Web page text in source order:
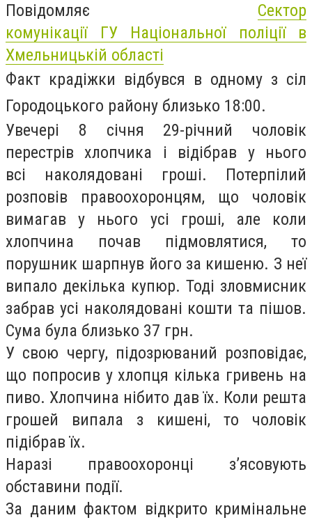
Повідомляє Сектор
комунікації ГУ Національної поліції в
Хмельницькій області
Факт крадіжки відбувся в одному з сіл
Городоцького району близько 18:00.
Увечері 8 січня 29-річний чоловік
перестрів хлопчика і відібрав у нього
всі наколядовані гроші. Потерпілий
розповів правоохоронцям, що чоловік
вимагав у нього усі гроші, але коли
хлопчина почав підмовлятися, то
порушник шарпнув його за кишеню. З неї
випало декілька купюр. Тоді зловмисник
забрав усі наколядовані кошти та пішов.
Сума була близько 37 грн.
У свою чергу, підозрюваний розповідає,
що попросив у хлопця кілька гривень на
пиво. Хлопчина нібито дав їх. Коли решта
грошей випала з кишені, то чоловік
підібрав їх.
Наразі правоохоронці з’ясовують
обставини події.
За даним фактом відкрито кримінальне